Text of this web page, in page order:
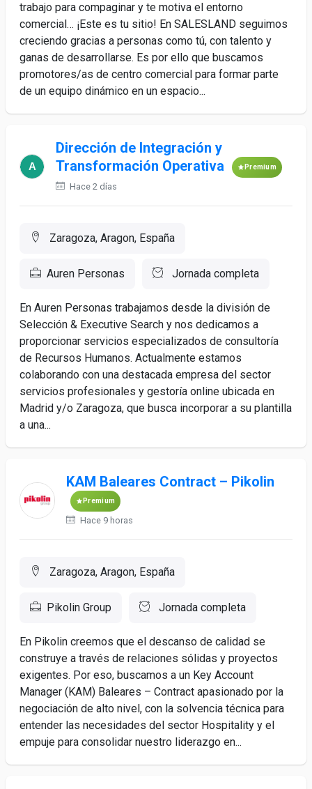
trabajo para compaginar y te motiva el entorno
comercial… ¡Este es tu sitio! En SALESLAND seguimos
creciendo gracias a personas como tú, con talento y
ganas de desarrollarse. Es por ello que buscamos
promotores/as de centro comercial para formar parte
de un equipo dinámico en un espacio...
Dirección de Integración y
Transformación Operativa
Premium
Hace 2 días
Zaragoza, Aragon, España
Auren Personas Jornada completa
En Auren Personas trabajamos desde la división de
Selección & Executive Search y nos dedicamos a
proporcionar servicios especializados de consultoría
de Recursos Humanos. Actualmente estamos
colaborando con una destacada empresa del sector
servicios profesionales y gestoría online ubicada en
Madrid y/o Zaragoza, que busca incorporar a su plantilla
a una...
KAM Baleares Contract – Pikolin
Premium
Hace 9 horas
Zaragoza, Aragon, España
Pikolin Group Jornada completa
En Pikolin creemos que el descanso de calidad se
construye a través de relaciones sólidas y proyectos
exigentes. Por eso, buscamos a un Key Account
Manager (KAM) Baleares – Contract apasionado por la
negociación de alto nivel, con la solvencia técnica para
entender las necesidades del sector Hospitality y el
empuje para consolidar nuestro liderazgo en...